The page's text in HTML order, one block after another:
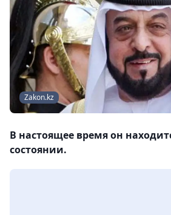
Zakon.kz
В настоящее время он
состоянии.